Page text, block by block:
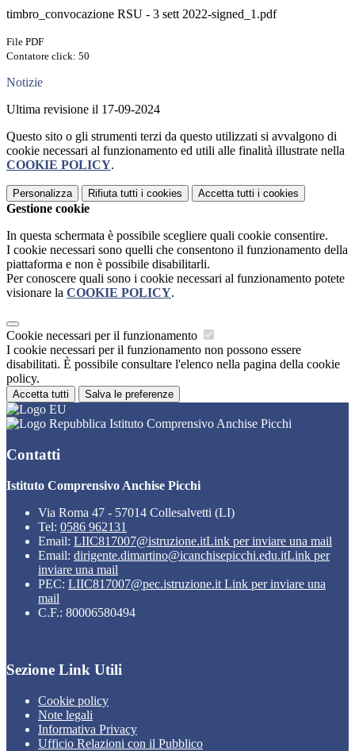
timbro_convocazione RSU - 3 sett 2022-signed_1.pdf
File PDF
Contatore click: 50
Notizie
Ultima revisione il 17-09-2024
Questo sito o gli strumenti terzi da questo utilizzati si avvalgono di
cookie necessari al funzionamento ed utili alle finalità illustrate nella
COOKIE POLICY.
Personalizza Rifiuta tutti i cookies Accetta tutti i cookies
Gestione cookie
In questa schermata è possibile scegliere quali cookie consentire.
I cookie necessari sono quelli che consentono il funzionamento della
piattaforma e non è possibile disabilitarli.
Per conoscere quali sono i cookie necessari al funzionamento potete
visionare la COOKIE POLICY.
Cookie necessari per il funzionamento
I cookie necessari per il funzionamento non possono essere
disabilitati. È possibile consultare l'elenco nella pagina della cookie
policy.
Accetta tutti Salva le preferenze
Istituto Comprensivo Anchise Picchi
Contatti
Istituto Comprensivo Anchise Picchi
Via Roma 47 - 57014 Collesalvetti (LI)
Tel: 0586 962131
Email: LIIC817007@istruzione.itLink per inviare una mail
Email: dirigente.dimartino@icanchisepicchi.edu.itLink per
inviare una mail
PEC: LIIC817007@pec.istruzione.it Link per inviare una
mail
C.F.: 80006580494
Sezione Link Utili
Cookie policy
Note legali
Informativa Privacy
Ufficio Relazioni con il Pubblico